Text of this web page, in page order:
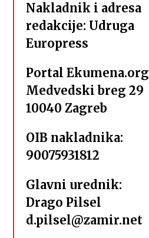
Nakladnik i adresa
redakcije: Udruga
Europress
Portal Ekumena.org
Medvedski breg 29
10040 Zagreb
OIB nakladnika:
90075931812
Glavni urednik:
Drago Pilsel
d.pilsel@zamir.net